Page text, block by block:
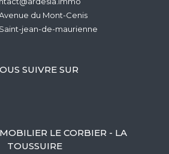
du Mont-Cenis
saint-jean-de-maurienne
SUIVRE SUR
LE CORBIER - LA
TOUSSUIRE